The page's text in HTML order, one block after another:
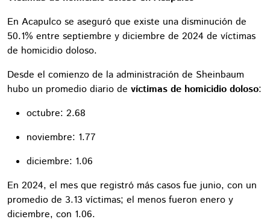
En Acapulco se aseguró que existe una disminución de
50.1% entre septiembre y diciembre de 2024 de víctimas
de homicidio doloso.
Desde el comienzo de la administración de Sheinbaum
hubo un promedio diario de víctimas de homicidio doloso:
octubre: 2.68
noviembre: 1.77
diciembre: 1.06
En 2024, el mes que registró más casos fue junio, con un
promedio de 3.13 víctimas; el menos fueron enero y
diciembre, con 1.06.